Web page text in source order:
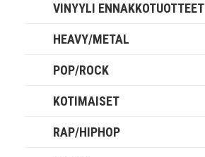
VINYYLI ENNAKKOTUOTTEET
HEAVY/METAL
POP/ROCK
KOTIMAISET
RAP/HIPHOP